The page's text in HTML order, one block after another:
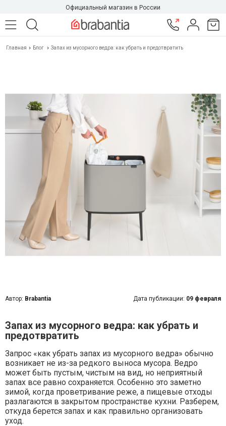
Официальный магазин в России
Главная Блог Запах из мусорного ведра: как убрать и предотвратить
Запах из мусорного ведра: как убрать и
предотвратить
Запрос «как убрать запах из мусорного ведра» обычно
возникает не из-за редкого выноса мусора. Ведро
может быть пустым, чистым на вид, но неприятный
запах все равно сохраняется. Особенно это заметно
зимой, когда проветривание реже, а пищевые отходы
разлагаются в закрытом пространстве кухни. Разберем,
откуда берется запах и как правильно организовать
уход.
Автор: Brabantia Дата публикации: 09 февраля